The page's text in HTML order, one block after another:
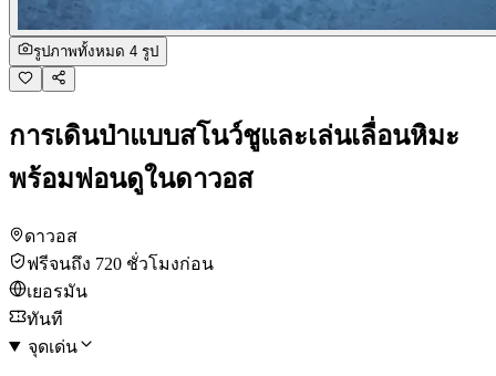
รูปภาพทั้งหมด 4 รูป
การเดินป่าแบบสโนว์ชูและเล่นเลื่อนหิมะ
พร้อมฟอนดูในดาวอส
ดาวอส
ฟรีจนถึง 720 ชั่วโมงก่อน
เยอรมัน
ทันที
จุดเด่น